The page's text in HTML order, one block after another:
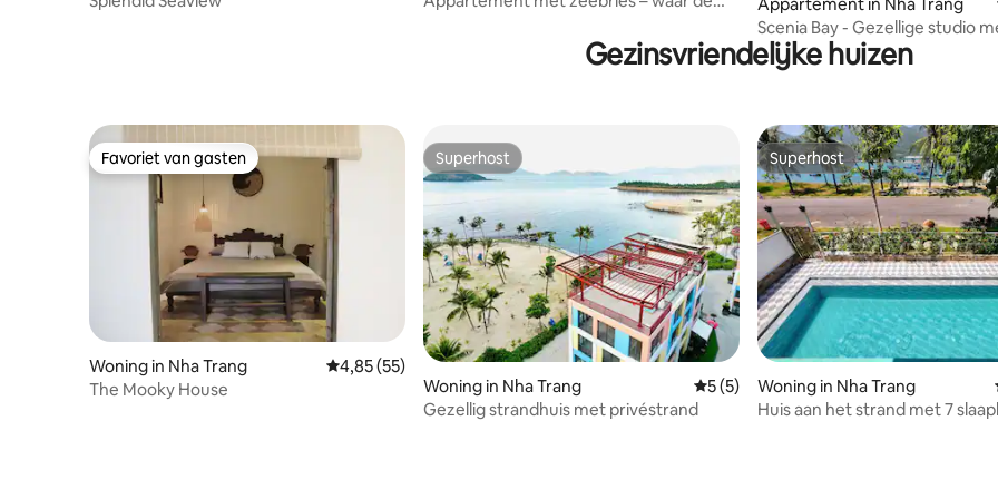
Scenia Bay - Gezellige studio
zeezicht - Strand en zwembad
Gezinsvriendelijke huizen
Favoriet van gasten
Favoriet van gasten
Woning in Nha Trang Gemiddelde beoordeling van 4,85 uit 5, 55 recensies
4,85 (55)
The Mooky House
Superhost
Superhost
Woning in Nha Trang Gemiddelde beoordeling van 5 uit 5, 5
5 (5)
Gezellig strandhuis met privéstrand
Superhost
Superhost
Woning in Nha Trang
Huis aan het strand met 7